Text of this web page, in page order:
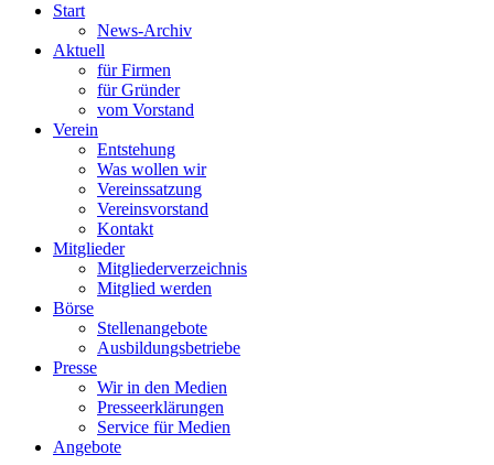
Start
News-Archiv
Aktuell
für Firmen
für Gründer
vom Vorstand
Verein
Entstehung
Was wollen wir
Vereinssatzung
Vereinsvorstand
Kontakt
Mitglieder
Mitgliederverzeichnis
Mitglied werden
Börse
Stellenangebote
Ausbildungsbetriebe
Presse
Wir in den Medien
Presseerklärungen
Service für Medien
Angebote